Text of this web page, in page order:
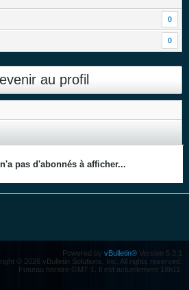
0
0
au profil
pas d'abonnés à afficher...
Powered by vBulletin® Version 5.3.1
© 2026 vBulletin Solutions, Inc. All rights reserved.
Fuseau horaire GMT 1. Il est actuellement 18h11.